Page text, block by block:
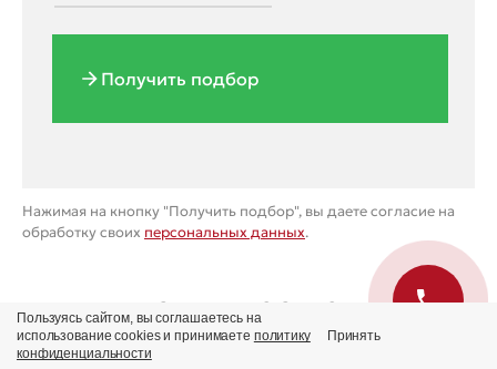
Получить подбор
Нажимая на кнопку "Получить подбор", вы даете согласие на
обработку своих персональных данных.
ПРЕИМУЩЕСТВА АВТОСАЛОНА
«ВАРИАНТ АВТО»
Пользуясь сайтом, вы соглашаетесь на
использование cookies и принимаете политику
конфиденциальности
Принять